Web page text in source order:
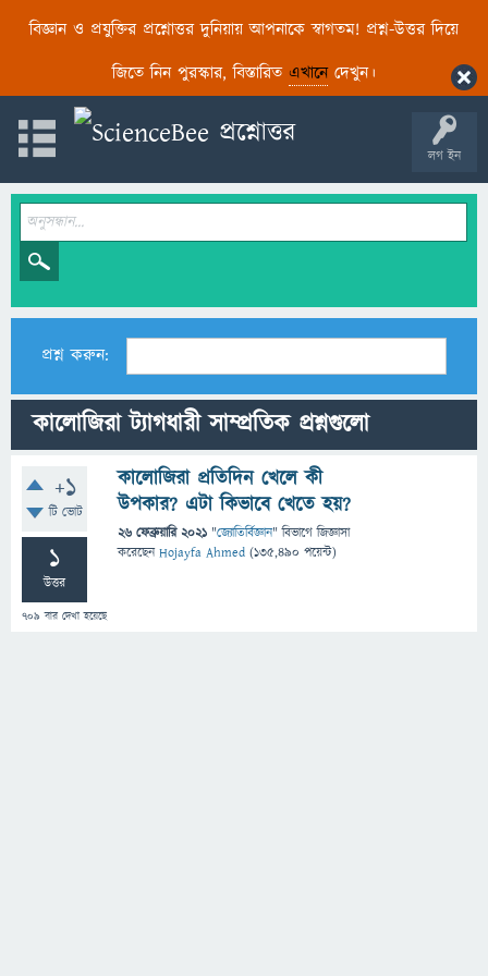
বিজ্ঞান ও প্রযুক্তির প্রশ্নোত্তর দুনিয়ায় আপনাকে স্বাগতম! প্রশ্ন-উত্তর দিয়ে
জিতে নিন পুরস্কার, বিস্তারিত এখানেদেখুন।
লগ ইন
প্রশ্ন করুন:
কালোজিরা ট্যাগধারী সাম্প্রতিক প্রশ্নগুলো
+1
টি ভোট
1
উত্তর
709 বার দেখা হয়েছে
কালোজিরা প্রতিদিন খেলে কী
উপকার? এটা কিভাবে খেতে হয়?
26 ফেব্রুয়ারি 2021 "জ্যোতির্বিজ্ঞান" বিভাগে জিজ্ঞাসা
করেছেনHojayfa Ahmed (135,490 পয়েন্ট)